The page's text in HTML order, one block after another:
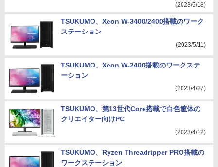
(2023/5/18)
TSUKUMO、Xeon W-3400/2400搭載のワーク
ステーション
(2023/5/11)
TSUKUMO、Xeon W-2400搭載のワークステ
ーション
(2023/4/27)
TSUKUMO、第13世代Core搭載で白色筐体の
クリエイター向けPC
(2023/4/12)
TSUKUMO、Ryzen Threadripper PRO搭載の
ワークステーション